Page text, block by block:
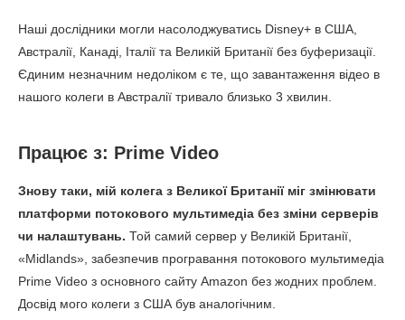
Наші дослідники могли насолоджуватись Disney+ в США,
Австралії, Канаді, Італії та Великій Британії без буферизації.
Єдиним незначним недоліком є те, що завантаження відео в
нашого колеги в Австралії тривало близько 3 хвилин.
Працює з: Prime Video
Знову таки, мій колега з Великої Британії міг змінювати
платформи потокового мультимедіа без зміни серверів
чи налаштувань. Той самий сервер у Великій Британії,
«Midlands», забезпечив програвання потокового мультимедіа
Prime Video з основного сайту Amazon без жодних проблем.
Досвід мого колеги з США був аналогічним.